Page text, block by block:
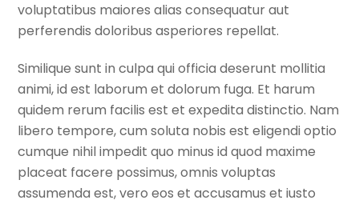
voluptatibus maiores alias consequatur aut
perferendis doloribus asperiores repellat.
Similique sunt in culpa qui officia deserunt mollitia
animi, id est laborum et dolorum fuga. Et harum
quidem rerum facilis est et expedita distinctio. Nam
libero tempore, cum soluta nobis est eligendi optio
cumque nihil impedit quo minus id quod maxime
placeat facere possimus, omnis voluptas
assumenda est, vero eos et accusamus et iusto